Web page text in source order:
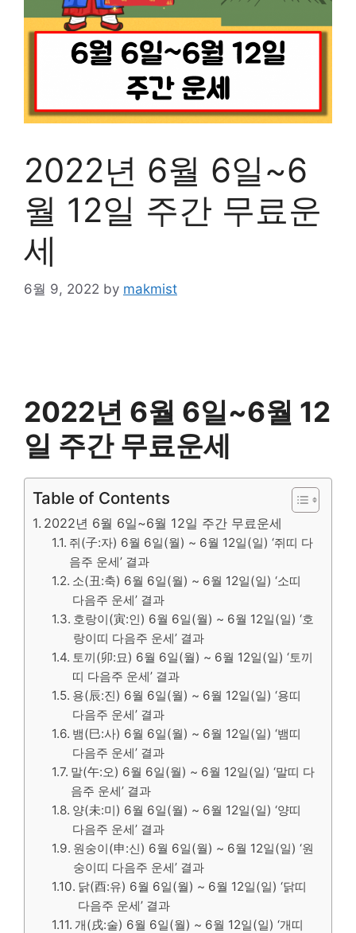
2022년 6월 6일~6
월 12일 주간 무료운
세
6월 9, 2022 by makmist
2022년 6월 6일~6월 12
일 주간 무료운세
Table of Contents
2022년 6월 6일~6월 12일 주간 무료운세
쥐(子:자) 6월 6일(월) ~ 6월 12일(일) ‘쥐띠 다
음주 운세’ 결과
소(丑:축) 6월 6일(월) ~ 6월 12일(일) ‘소띠
다음주 운세’ 결과
호랑이(寅:인) 6월 6일(월) ~ 6월 12일(일) ‘호
랑이띠 다음주 운세’ 결과
토끼(卯:묘) 6월 6일(월) ~ 6월 12일(일) ‘토끼
띠 다음주 운세’ 결과
용(辰:진) 6월 6일(월) ~ 6월 12일(일) ‘용띠
다음주 운세’ 결과
뱀(巳:사) 6월 6일(월) ~ 6월 12일(일) ‘뱀띠
다음주 운세’ 결과
말(午:오) 6월 6일(월) ~ 6월 12일(일) ‘말띠 다
음주 운세’ 결과
양(未:미) 6월 6일(월) ~ 6월 12일(일) ‘양띠
다음주 운세’ 결과
원숭이(申:신) 6월 6일(월) ~ 6월 12일(일) ‘원
숭이띠 다음주 운세’ 결과
닭(酉:유) 6월 6일(월) ~ 6월 12일(일) ‘닭띠
다음주 운세’ 결과
개(戌:술) 6월 6일(월) ~ 6월 12일(일) ‘개띠